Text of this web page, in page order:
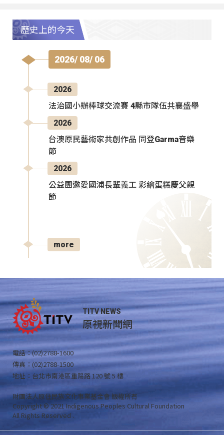
歷史上的今天
2026/ 08/ 06
2026
法治國小辦棒球交流賽 4縣市隊伍共襄盛舉
2026
台澳原民藝術家共創作品 同登Garma音樂
節
2026
公益團邀愛國浦長輩義工 彩繪蛋糕慶父親
節
more
TITV NEWS
原視新聞網
電話：(02)2788-1600
傳真：(02)2788-1500
地址：台北市南港區重陽路 120 號 5 樓
財團法人原住民族文化事業基金會 版權所有
Copyright © 2021 Indigenous Peoples Cultural Foundation
All Rights Reserved .